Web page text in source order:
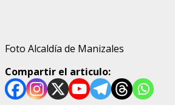
Foto Alcaldía de Manizales
Compartir el articulo: